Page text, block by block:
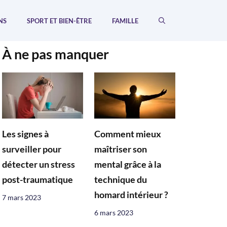
SPORT ET BIEN-ÊTRE FAMILLE
À ne pas manquer
Les signes à
surveiller pour
détecter un stress
post-traumatique
7 mars 2023
Comment mieux
maîtriser son
mental grâce à la
technique du
homard intérieur ?
6 mars 2023